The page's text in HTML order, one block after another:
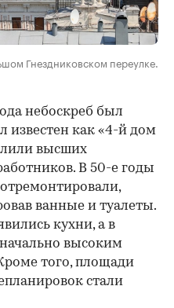
Гнездниковском переулке.
небоскреб был
известен как «4-й дом
высших
В 50-е годы
ванные и туалеты.
кухни, а в
высоким
того, площади
стали